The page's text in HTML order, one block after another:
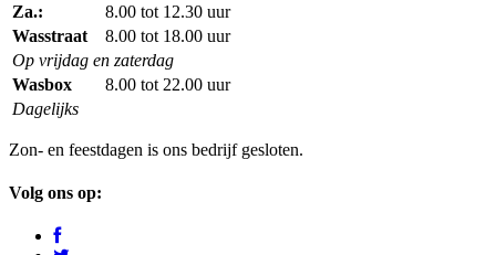
Za.:
8.00 tot 12.30 uur
Wasstraat
8.00 tot 18.00 uur
Op vrijdag en zaterdag
Wasbox
8.00 tot 22.00 uur
Dagelijks
Zon- en feestdagen is ons bedrijf gesloten.
Volg ons op: